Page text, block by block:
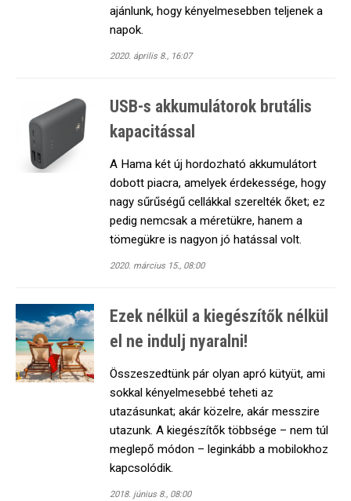
ajánlunk, hogy kényelmesebben teljenek a
napok.
2020. április 8., 16:07
USB-s akkumulátorok brutális
kapacitással
A Hama két új hordozható akkumulátort
dobott piacra, amelyek érdekessége, hogy
nagy sűrűségű cellákkal szerelték őket; ez
pedig nemcsak a méretükre, hanem a
tömegükre is nagyon jó hatással volt.
2020. március 15., 08:00
Ezek nélkül a kiegészítők nélkül
el ne indulj nyaralni!
Összeszedtünk pár olyan apró kütyüt, ami
sokkal kényelmesebbé teheti az
utazásunkat; akár közelre, akár messzire
utazunk. A kiegészítők többsége – nem túl
meglepő módon – leginkább a mobilokhoz
kapcsolódik.
2018. június 8., 08:00